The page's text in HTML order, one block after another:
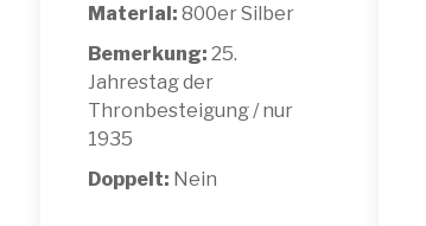
Material: 800er Silber
Bemerkung: 25.
Jahrestag der
Thronbesteigung / nur
1935
Doppelt: Nein